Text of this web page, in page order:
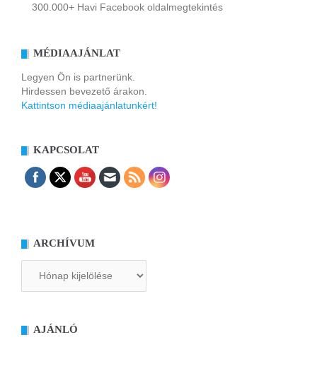
300.000+ Havi Facebook oldalmegtekintés
MÉDIAAJÁNLAT
Legyen Ön is partnerünk.
Hirdessen bevezető árakon.
Kattintson médiaajánlatunkért!
KAPCSOLAT
ARCHÍVUM
AJÁNLÓ